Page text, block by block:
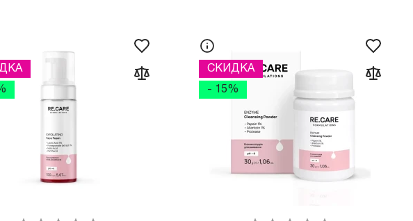
СКИДКА
- 15%